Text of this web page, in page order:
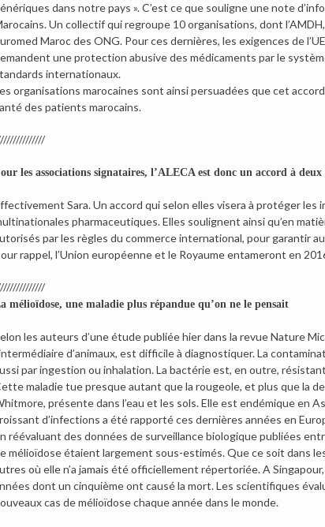
dans notre pays ». C’est ce que souligne une note
Un collectif qui regroupe 10 organisations, dont
Maroc des ONG. Pour ces dernières, les exigences de
une protection abusive des médicaments par le
internationaux.
organisations marocaines sont ainsi persuadées que cet
des patients marocains.
les associations signataires, l’ALECA est donc un accord à deux
Sara. Un accord qui selon elles visera à protéger
pharmaceutiques. Elles soulignent ainsi qu’en
par les règles du commerce international, pour garantir
rappel, l’Union européenne et le Royaume entameront en
mélioïdose, une maladie plus répandue qu’on ne le pensait
les auteurs d’une étude publiée hier dans la revue Nature
d’animaux, est difficile à diagnostiquer. La
par ingestion ou inhalation. La bactérie est, en outre,
maladie tue presque autant que la rougeole, et plus que la
présente dans l’eau et les sols. Elle est endémique en
d’infections a été rapporté ces dernières années en
réévaluant des données de surveillance biologique publiées
mélioïdose étaient largement sous-estimés. Que ce soit dans
où elle n’a jamais été officiellement répertoriée. A
dont un cinquième ont causé la mort. Les scientifiques
cas de mélioïdose chaque année dans le monde.